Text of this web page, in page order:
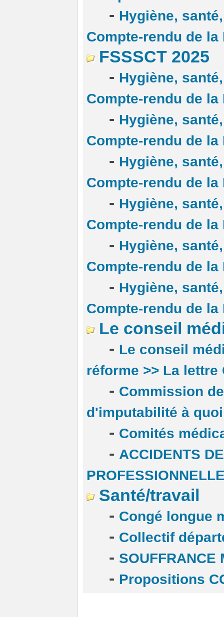
- Hygiène,
Compte-rendu de la
FSSSCT 2025
- Hygiène,
Compte-rendu de la
- Hygiène,
Compte-rendu de la
- Hygiène,
Compte-rendu de la
- Hygiène,
Compte-rendu de la
- Hygiène,
Compte-rendu de la
- Hygiène,
Compte-rendu de la
Le conseil
- Le conseil
réforme >> La lettre
- Commission
d'imputabilité à
- Comités
- ACCIDENTS
Santé/travail
- Congé longue
- Collectif
- SOUFFRANCE
- Propositions